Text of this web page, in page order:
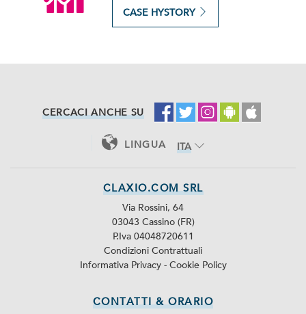
CASE HYSTORY
CERCACI ANCHE SU
LINGUA
ITA
CLAXIO.COM SRL
Via Rossini, 64
03043 Cassino (FR)
P.Iva 04048720611
Condizioni Contrattuali
Informativa Privacy - Cookie Policy
CONTATTI & ORARIO